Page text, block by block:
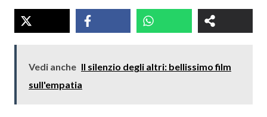
Vedi anche Il silenzio degli altri: bellissimo film
sull'empatia